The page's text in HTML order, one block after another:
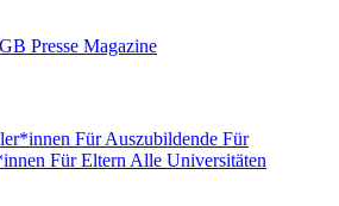
Presse Magazine
Für Auszubildende Für
Für Eltern Alle Universitäten